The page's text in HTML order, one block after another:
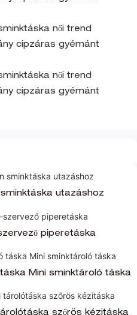
utazáshoz
piperetáska
Mini sminktároló táska
szőrös kézitáska